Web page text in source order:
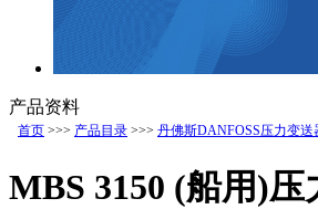
产品资料
首页 >>> 产品目录 >>> 丹佛斯DANFOSS压力变送
MBS 3150 (船用)